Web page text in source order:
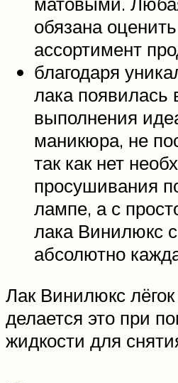
обязана
ассортимент
благодаря
лака появилась
выполнения
маникюра, не
так как нет
просушивания
лампе, а с
лака Винилюкс
абсолютно
Лак Винилюкс
делается это при
жидкости для